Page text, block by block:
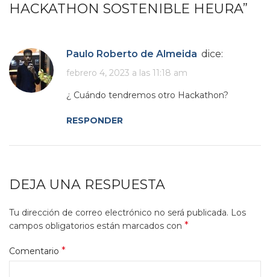
HACKATHON SOSTENIBLE HEURA”
Paulo Roberto de Almeida dice:
febrero 4, 2023 a las 11:18 am
¿ Cuándo tendremos otro Hackathon?
RESPONDER
DEJA UNA RESPUESTA
Tu dirección de correo electrónico no será publicada. Los
campos obligatorios están marcados con *
Comentario *